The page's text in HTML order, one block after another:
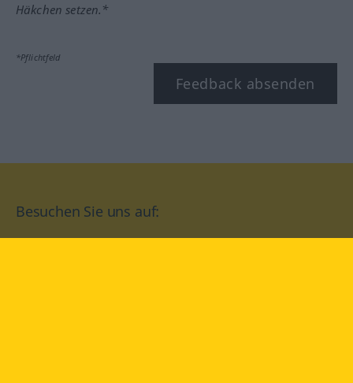
Häkchen setzen.*
*Pflichtfeld
Feedback absenden
Besuchen Sie uns auf: